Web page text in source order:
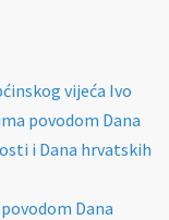
vijeća Ivo
povodom Dana
i Dana hrvatskih
Dana